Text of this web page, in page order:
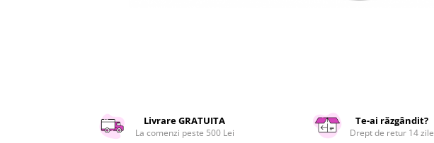
Scule electrice si unelte
Silicon, spume si solutii tehnice
Livrare GRATUITA
La comenzi peste 500 Lei
Te-ai răzgândit?
Drept de retur 14 zile